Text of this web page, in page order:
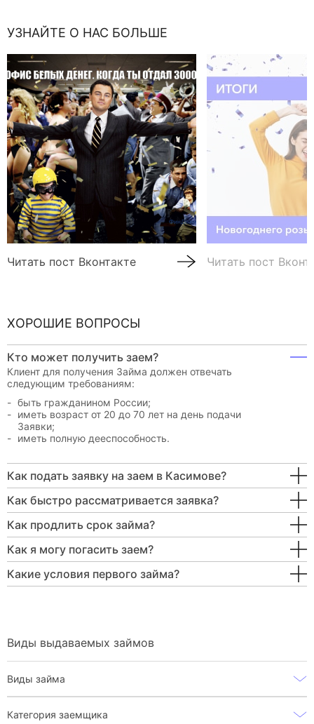
УЗНАЙТЕ О НАС БОЛЬШЕ
Читать пост Вконтакте Читать пост
ХОРОШИЕ ВОПРОСЫ
Кто может получить заем?
Клиент для получения Займа должен отвечать
следующим требованиям:
быть гражданином России;
иметь возраст от 20 до 70 лет на день подачи
Заявки;
иметь полную дееспособность.
Как подать заявку на заем в Касимове?
Как быстро рассматривается заявка?
Как продлить срок займа?
Как я могу погасить заем?
Какие условия первого займа?
Виды выдаваемых займов
Виды займа
Категория заемщика